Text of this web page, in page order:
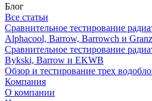
Блог
Все статьи
Сравнительное тестирование
Alphacool, Barrow, Barrowch и
Сравнительное тестирование
Bykski, Barrow и EKWB
Обзор и тестирование трех
Компания
О компании